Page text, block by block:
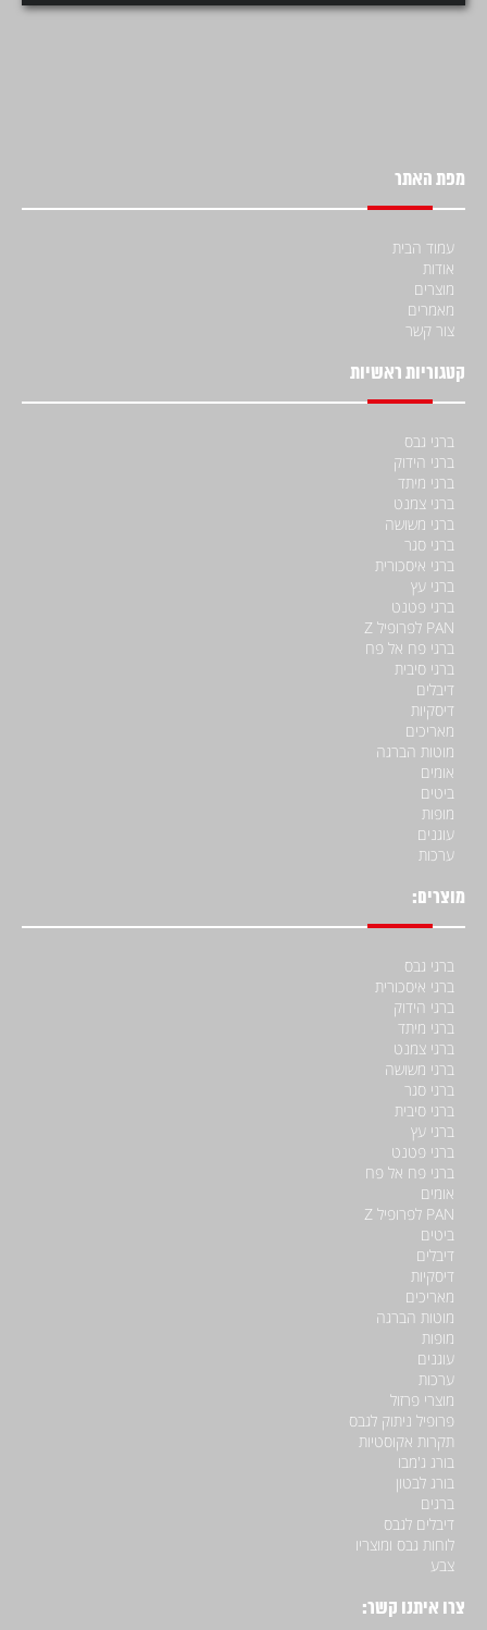
מפת האתר
עמוד הבית
אודות
מוצרים
מאמרים
צור קשר
קטגוריות ראשיות
ברגי גבס
ברגי הידוק
ברגי מיתד
ברגי צמנט
ברגי משושה
ברגי סגר
ברגי איסכורית
ברגי עץ
ברגי פטנט
PAN לפרופיל Z
ברגי פח אל פח
ברגי סיבית
דיבלים
דיסקיות
מאריכים
מוטות הברגה
אומים
ביטים
מופות
עוגנים
ערכות
מוצרים:
ברגי גבס
ברגי איסכורית
ברגי הידוק
ברגי מיתד
ברגי צמנט
ברגי משושה
ברגי סגר
ברגי סיבית
ברגי עץ
ברגי פטנט
ברגי פח אל פח
אומים
PAN לפרופיל Z
ביטים
דיבלים
דיסקיות
מאריכים
מוטות הברגה
מופות
עוגנים
ערכות
מוצרי פרזול
פרופיל ניתוק לגבס
תקרות אקוסטיות
בורג ג'מבו
בורג לבטון
ברגים
דיבלים לגבס
לוחות גבס ומוצריו
צבע
צרו איתנו קשר: